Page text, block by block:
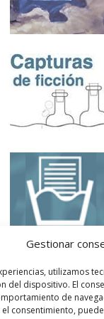
Gestionar
utilizamos
del dispositivo. El
de
consentimiento,